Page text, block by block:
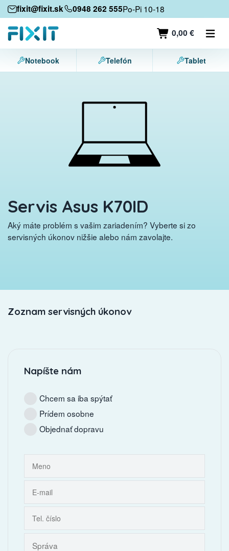
fixit@fixit.sk 0948 262 555Po-Pi 10-18
0,00 €
Mobilné zariadenia
Mobilné telefóny
Tablety
Notebook Telefón Tablet
Servis Asus K70ID
Aký máte problém s vašim zariadením? Vyberte si zo
servisných úkonov nižšie alebo nám zavolajte.
Zoznam servisných úkonov
Napíšte nám
Chcem sa iba spýtať
Prídem osobne
Objednať dopravu